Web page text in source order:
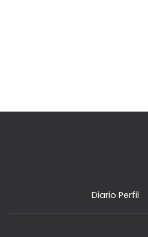
Diario Perfil